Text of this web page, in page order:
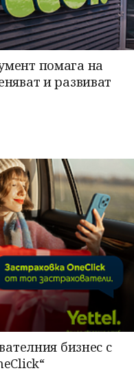
помага на
и развиват
бизнес с